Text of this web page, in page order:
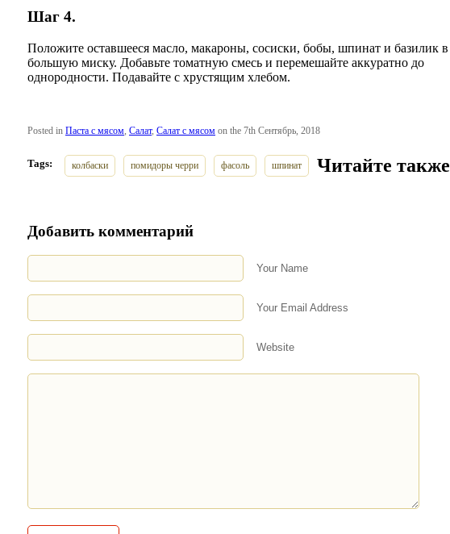
Шаг 4.
Положите оставшееся масло, макароны, сосиски, бобы, шпинат и базилик в
большую миску. Добавьте томатную смесь и перемешайте аккуратно до
однородности. Подавайте с хрустящим хлебом.
Posted in Паста с мясом, Салат, Салат с мясом on the 7th Сентябрь, 2018
Tags: колбаски помидоры черри фасоль шпинат Читайте также
Добавить комментарий
Your Name
Your Email Address
Website